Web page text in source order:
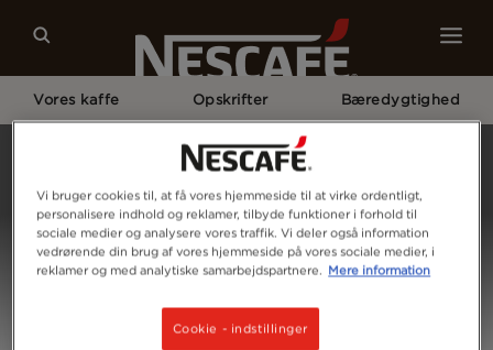
Vores kaffe Opskrifter Bæredygtighed
Log Ind
Vi bruger cookies til, at få vores hjemmeside til at virke ordentligt,
personalisere indhold og reklamer, tilbyde funktioner i forhold til
sociale medier og analysere vores traffik. Vi deler også information
vedrørende din brug af vores hjemmeside på vores sociale medier, i
reklamer og med analytiske samarbejdspartnere. Mere information
Cookie - indstillinger